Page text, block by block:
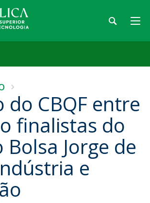
do CBQF entre
finalistas do
Bolsa Jorge de
e